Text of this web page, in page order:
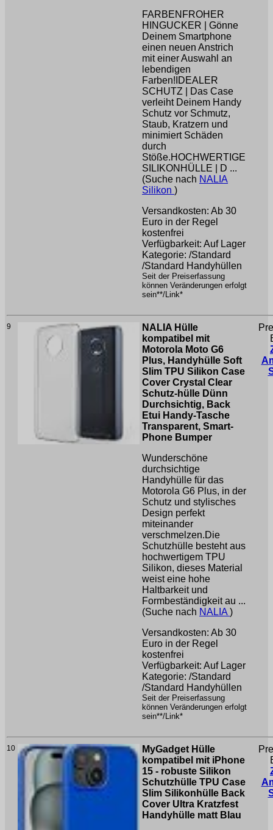
FARBENFROHER
HINGUCKER | Gönne
Deinem Smartphone
einen neuen Anstrich
mit einer Auswahl an
lebendigen
Farben!IDEALER
SCHUTZ | Das Case
verleiht Deinem Handy
Schutz vor Schmutz,
Staub, Kratzern und
minimiert Schäden
durch
Stöße.HOCHWERTIGE
SILIKONHÜLLE | D ...
(Suche nach NALIA
Silikon )
Versandkosten: Ab 30
Euro in der Regel
kostenfrei
Verfügbarkeit: Auf Lager
Kategorie: /Standard
/Standard Handyhüllen
Seit der Preiserfassung
können Veränderungen erfolgt
sein**/Link*
9
NALIA Hülle
kompatibel mit
Motorola Moto G6
Plus, Handyhülle Soft
Slim TPU Silikon Case
Cover Crystal Clear
Schutz-hülle Dünn
Durchsichtig, Back
Etui Handy-Tasche
Transparent, Smart-
Phone Bumper
Wunderschöne
durchsichtige
Handyhülle für das
Motorola G6 Plus, in der
Schutz und stylisches
Design perfekt
miteinander
verschmelzen.Die
Schutzhülle besteht aus
hochwertigem TPU
Silikon, dieses Material
weist eine hohe
Haltbarkeit und
Formbeständigkeit au ...
(Suche nach NALIA )
Versandkosten: Ab 30
Euro in der Regel
kostenfrei
Verfügbarkeit: Auf Lager
Kategorie: /Standard
/Standard Handyhüllen
Seit der Preiserfassung
können Veränderungen erfolgt
sein**/Link*
10
MyGadget Hülle
kompatibel mit iPhone
15 - robuste Silikon
Schutzhülle TPU Case
Slim Silikonhülle Back
Cover Ultra Kratzfest
Handyhülle matt Blau